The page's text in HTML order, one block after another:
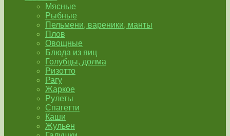
Мясные
Рыбные
Пельмени, вареники, манты
Плов
Овощные
Блюда из яиц
Голубцы, долма
Ризотто
Рагу
Жаркое
Рулеты
Спагетти
Каши
Жульен